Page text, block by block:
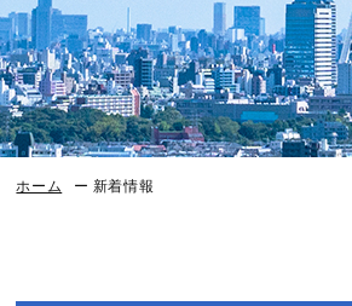
ホーム 新着情報